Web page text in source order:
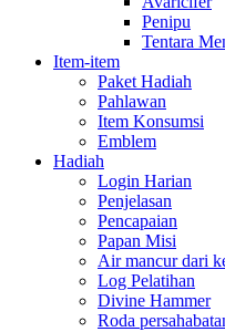
Penipu
Tentara
Item-item
Paket Hadiah
Pahlawan
Item Konsumsi
Emblem
Hadiah
Login Harian
Penjelasan
Pencapaian
Papan Misi
Air mancur dari
Log Pelatihan
Divine Hammer
Roda